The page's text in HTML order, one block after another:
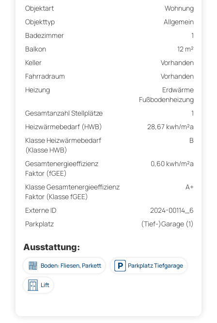
Objektart
Wohnung
Objekttyp
Allgemein
Badezimmer
1
Balkon
12 m²
Keller
Vorhanden
Fahrradraum
Vorhanden
Heizung
Erdwärme
Fußbodenheizung
Gesamtanzahl Stellplätze
1
Heizwärmebedarf (HWB)
28,67 kwh/m²a
Klasse Heizwärmebedarf
(Klasse HWB)
B
Gesamtenergieeffizienz
Faktor (fGEE)
0,60 kwh/m²a
Klasse Gesamtenergieeffizienz
Faktor (Klasse fGEE)
A+
Externe ID
2024-00114_6
Parkplatz
(Tief-)Garage (1)
Ausstattung:
Boden: Fliesen, Parkett Parkplatz Tiefgarage
Lift